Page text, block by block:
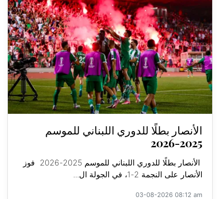
الأنصار بطلًا للدوري اللبناني للموسم
2025-2026
الأنصار بطلًا للدوري اللبناني للموسم 2025-2026 فوز
الأنصار على النجمة 2-1، في الجولة ال...
03-08-2026 08:12 am